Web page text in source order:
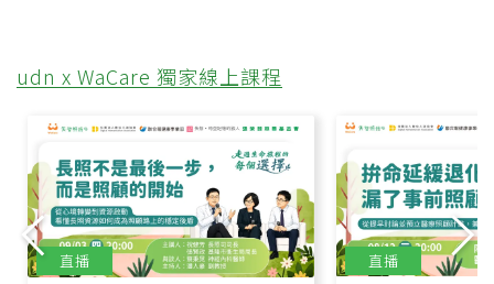
udn x WaCare 獨家線上課程
直播 直播